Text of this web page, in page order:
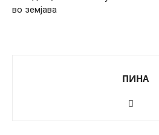
во земјава
ПИНА